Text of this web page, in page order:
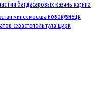
багдасаровыхказань карина
минскмосква новокузнецк
севастопольтула цирк